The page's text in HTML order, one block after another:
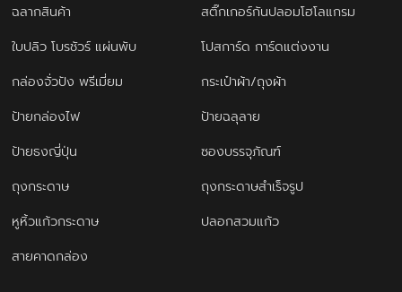
ฉลากสินค้า
สติ๊กเกอร์กันปลอมโฮโลแกรม
ใบปลิว โบรชัวร์ แผ่นพับ
โปสการ์ด การ์ดแต่งงาน
กล่องจั่วปัง พรีเมี่ยม
กระเป๋าผ้า/ถุงผ้า
ป้ายกล่องไฟ
ป้ายฉลุลาย
ป้ายธงญี่ปุ่น
ซองบรรจุภัณฑ์
ถุงกระดาษ
ถุงกระดาษสำเร็จรูป
หูหิ้วแก้วกระดาษ
ปลอกสวมแก้ว
สายคาดกล่อง